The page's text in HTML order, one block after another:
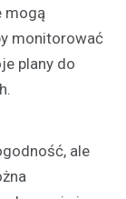
mogą
monitorować
plany do
ale